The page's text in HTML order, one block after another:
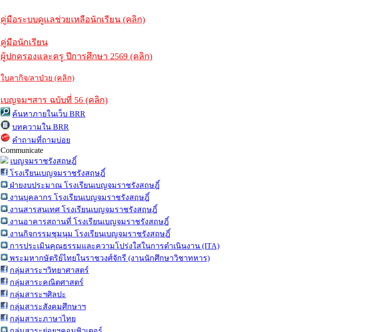
คู่มือระบบดูแลช่วยเหลือนักเรียน (คลิก)
คู่มือนักเรียน
ผู้ปกครองและครู ปีการศึกษา 2569 (คลิก)
ใบลากิจ/ลาป่วย (คลิก)
เบญจมฯสาร ฉบับที่ 56 (คลิก)
ค้นหาภายในเว็บ BRR
บทความใน BRR
คำถามที่ถามบ่อย
Communicate
เบญจมราชรังสฤษฎิ์
โรงเรียนเบญจมราชรังสฤษฎิ์
ฝ่ายงบประมาณ โรงเรียนเบญจมราชรังสฤษฎิ์
งานบุคลากร โรงเรียนเบญจมราชรังสฤษฎิ์
งานสารสนเทศ โรงเรียนเบญจมราชรังสฤษฎิ์
งานอาคารสถานที่ โรงเรียนเบญจมราชรังสฤษฎิ์
งานกิจกรรมชุมนุม โรงเรียนเบญจมราชรังสฤษฎิ์
การประเมินคุณธรรมและความโปร่งใสในการดำเนินงาน (ITA)
พระมหากษัตริย์ไทยในราชวงศ์จักรี (งานนักศึกษาวิชาทหาร)
กลุ่มสาระฯวิทยาศาสตร์
กลุ่มสาระคณิตศาสตร์
กลุ่มสาระฯศิลปะ
กลุ่มสาระสังคมศึกษาฯ
กลุ่มสาระภาษาไทย